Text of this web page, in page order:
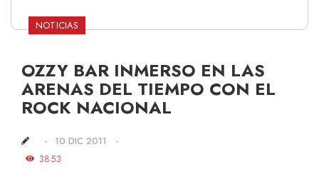
NOTICIAS
OZZY BAR INMERSO EN LAS
ARENAS DEL TIEMPO CON EL
ROCK NACIONAL
10 DIC 2011
3853